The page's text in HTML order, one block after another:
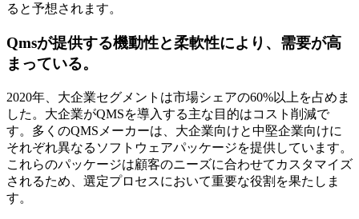
ると予想されます。
Qmsが提供する機動性と柔軟性により、需要が高
まっている。
2020年、大企業セグメントは市場シェアの60%以上を占めま
した。大企業がQMSを導入する主な目的はコスト削減で
す。多くのQMSメーカーは、大企業向けと中堅企業向けに
それぞれ異なるソフトウェアパッケージを提供しています。
これらのパッケージは顧客のニーズに合わせてカスタマイズ
されるため、選定プロセスにおいて重要な役割を果たしま
す。